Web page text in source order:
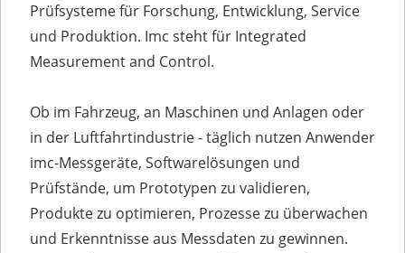
Prüfsysteme für Forschung, Entwicklung, Service
und Produktion. Imc steht für Integrated
Measurement and Control.
Ob im Fahrzeug, an Maschinen und Anlagen oder
in der Luftfahrtindustrie - täglich nutzen Anwender
imc-Messgeräte, Softwarelösungen und
Prüfstände, um Prototypen zu validieren,
Produkte zu optimieren, Prozesse zu überwachen
und Erkenntnisse aus Messdaten zu gewinnen.